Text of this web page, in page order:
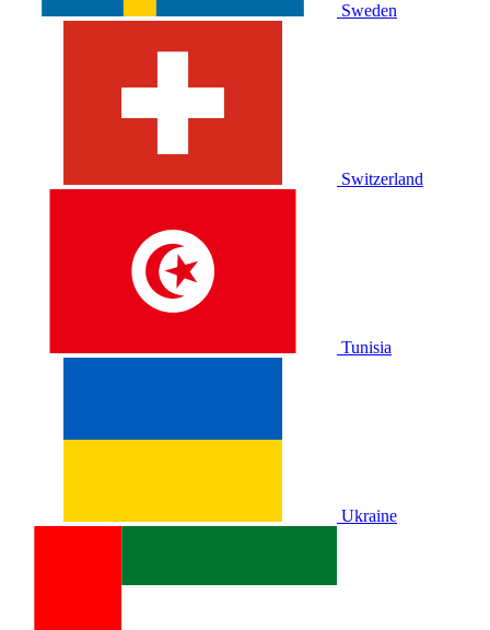
Sweden
Switzerland
Tunisia
Ukraine